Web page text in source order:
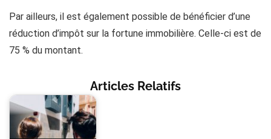
Par ailleurs, il est également possible de bénéficier d’une
réduction d’impôt sur la fortune immobilière. Celle-ci est de
75 % du montant.
Articles Relatifs